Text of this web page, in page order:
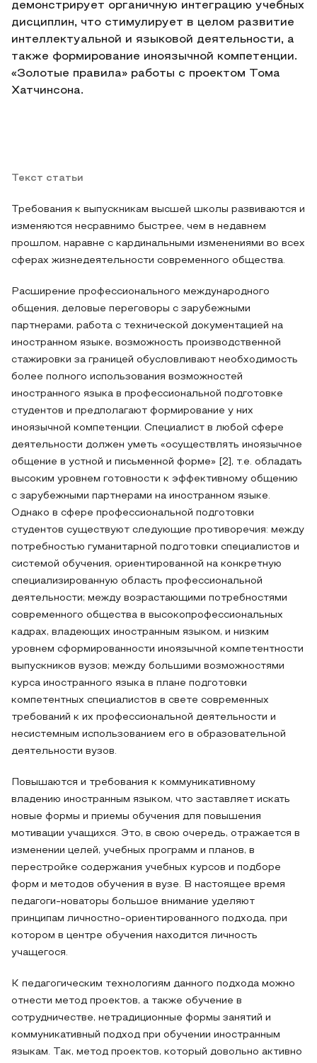
демонстрирует органичную интеграцию учебных
дисциплин, что стимулирует в целом развитие
интеллектуальной и языковой деятельности, а
также формирование иноязычной компетенции.
«Золотые правила» работы с проектом Тома
Хатчинсона.
Текст статьи
Требования к выпускникам высшей школы развиваются и
изменяются несравнимо быстрее, чем в недавнем
прошлом, наравне с кардинальными изменениями во всех
сферах жизнедеятельности современного общества.
Расширение профессионального международного
общения, деловые переговоры с зарубежными
партнерами, работа с технической документацией на
иностранном языке, возможность производственной
стажировки за границей обусловливают необходимость
более полного использования возможностей
иностранного языка в профессиональной подготовке
студентов и предполагают формирование у них
иноязычной компетенции. Специалист в любой сфере
деятельности должен уметь «осуществлять иноязычное
общение в устной и письменной форме» [2], т.е. обладать
высоким уровнем готовности к эффективному общению
с зарубежными партнерами на иностранном языке.
Однако в сфере профессиональной подготовки
студентов существуют следующие противоречия: между
потребностью гуманитарной подготовки специалистов и
системой обучения, ориентированной на конкретную
специализированную область профессиональной
деятельности; между возрастающими потребностями
современного общества в высокопрофессиональных
кадрах, владеющих иностранным языком, и низким
уровнем сформированности иноязычной компетентности
выпускников вузов; между большими возможностями
курса иностранного языка в плане подготовки
компетентных специалистов в свете современных
требований к их профессиональной деятельности и
несистемным использованием его в образовательной
деятельности вузов.
Повышаются и требования к коммуникативному
владению иностранным языком, что заставляет искать
новые формы и приемы обучения для повышения
мотивации учащихся. Это, в свою очередь, отражается в
изменении целей, учебных программ и планов, в
перестройке содержания учебных курсов и подборе
форм и методов обучения в вузе. В настоящее время
педагоги-новаторы большое внимание уделяют
принципам личностно-ориентированного подхода, при
котором в центре обучения находится личность
учащегося.
К педагогическим технологиям данного подхода можно
отнести метод проектов, а также обучение в
сотрудничестве, нетрадиционные формы занятий и
коммуникативный подход при обучении иностранным
языкам. Так, метод проектов, который довольно активно